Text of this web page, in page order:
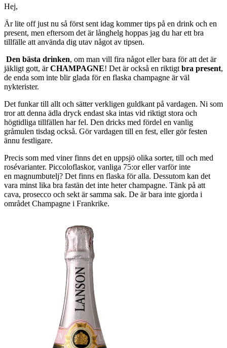
Hej,
Är lite off just nu så först sent idag kommer tips på en drink och en
present, men eftersom det är långhelg hoppas jag du har ett bra
tillfälle att använda dig utav något av tipsen.
Den bästa drinken, om man vill fira något eller bara för att det är
jäkligt gott, ärCHAMPAGNE! Det är också en riktigt bra present,
de enda som inte blir glada för en flaska champagne är väl
nykterister.
Det funkar till allt och sätter verkligen guldkant på vardagen. Ni som
tror att denna ädla dryck endast ska intas vid riktigt stora och
högtidliga tillfällen har fel. Den dricks med fördel en vanlig
gråmulen tisdag också. Gör vardagen till en fest, eller gör festen
ännu festligare.
Precis som med viner finns det en uppsjö olika sorter, till och med
rosévarianter. Piccoloflaskor, vanliga 75:or eller varför inte
en magnumbutelj? Det finns en flaska för alla. Dessutom kan det
vara minst lika bra fastän det inte heter champagne. Tänk på att
cava, prosecco och sekt är samma sak. De är bara inte gjorda i
området Champagne i Frankrike.